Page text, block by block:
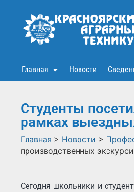
Главная Новости
Студенты
рамках
Главная > Новости >
производственных
Сегодня школьники и